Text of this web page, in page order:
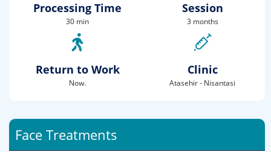
Processing Time
30 min
Return to Work
Now.
Session
3 months
Clinic
Atasehir - Nisantasi
Face Treatments